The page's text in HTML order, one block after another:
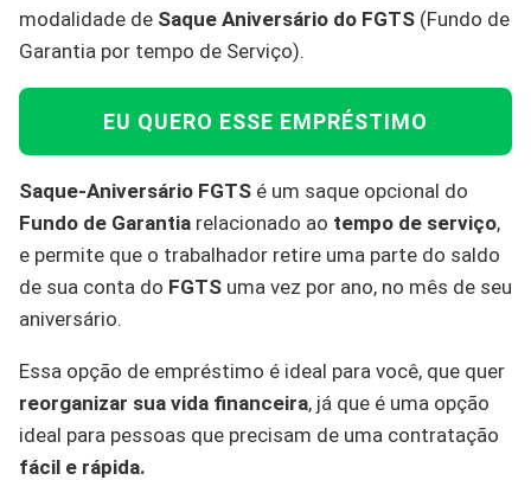
modalidade de Saque Aniversário do FGTS (Fundo de
Garantia por tempo de Serviço).
EU QUERO ESSE EMPRÉSTIMO
Saque-Aniversário FGTS é um saque opcional do
Fundo de Garantia relacionado ao tempo de serviço,
e permite que o trabalhador retire uma parte do saldo
de sua conta do FGTS uma vez por ano, no mês de seu
aniversário.
Essa opção de empréstimo é ideal para você, que quer
reorganizar sua vida financeira, já que é uma opção
ideal para pessoas que precisam de uma contratação
fácil e rápida.